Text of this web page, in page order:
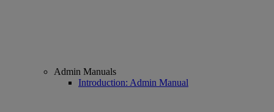
Admin Manuals
Introduction: Admin Manual